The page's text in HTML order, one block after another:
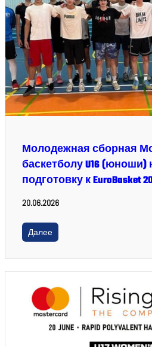
Молодежная сборная
баскетболу U16 (юноши)
подготовку к EuroBasket
20.06.2026
Далее